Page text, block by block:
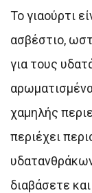
Το γιαούρτι
ασβέστιο,
για τους
χαμηλής
περιέχει
διαβάσετε